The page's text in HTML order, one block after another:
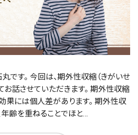
です。 今回は、期外性収縮（きがいせ
お話させていただきます。 期外性収縮
には個人差があります。 期外性収
齢を重ねることでほと…